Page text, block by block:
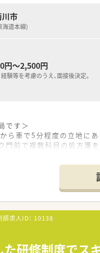
市
海道本線)
円～2,500円
験等を考慮のうえ、面接後決定。
です＞
ら車で5分程度の立地にあ
門前で複数科目の処方箋
師求人ID： 10138
た研修制度で